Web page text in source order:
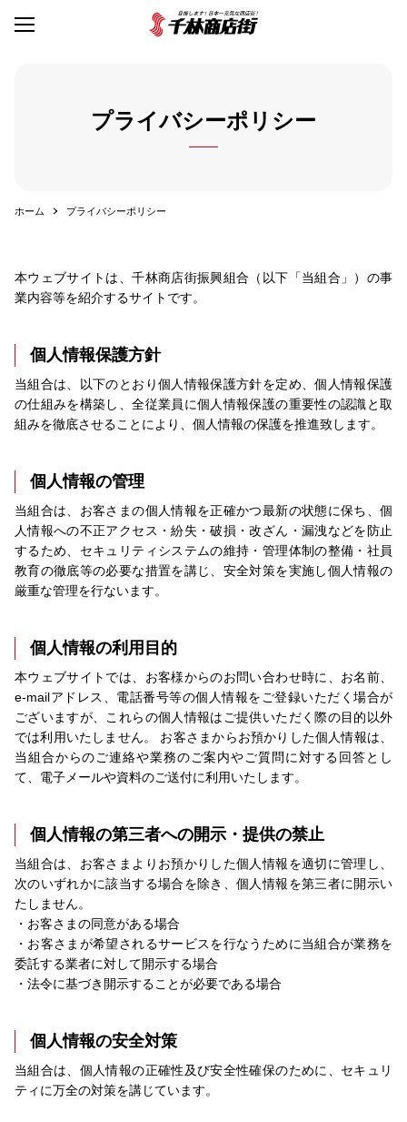
プライバシーポリシー
ホーム プライバシーポリシー
本ウェブサイトは、千林商店街振興組合（以下「当組合」）の事
業内容等を紹介するサイトです。
個人情報保護方針
当組合は、以下のとおり個人情報保護方針を定め、個人情報保護
の仕組みを構築し、全従業員に個人情報保護の重要性の認識と取
組みを徹底させることにより、個人情報の保護を推進致します。
個人情報の管理
当組合は、お客さまの個人情報を正確かつ最新の状態に保ち、個
人情報への不正アクセス・紛失・破損・改ざん・漏洩などを防止
するため、セキュリティシステムの維持・管理体制の整備・社員
教育の徹底等の必要な措置を講じ、安全対策を実施し個人情報の
厳重な管理を行ないます。
個人情報の利用目的
本ウェブサイトでは、お客様からのお問い合わせ時に、お名前、
e-mailアドレス、電話番号等の個人情報をご登録いただく場合が
ございますが、これらの個人情報はご提供いただく際の目的以外
では利用いたしません。 お客さまからお預かりした個人情報は、
当組合からのご連絡や業務のご案内やご質問に対する回答とし
て、電子メールや資料のご送付に利用いたします。
個人情報の第三者への開示・提供の禁止
当組合は、お客さまよりお預かりした個人情報を適切に管理し、
次のいずれかに該当する場合を除き、個人情報を第三者に開示い
たしません。
・お客さまの同意がある場合
・お客さまが希望されるサービスを行なうために当組合が業務を
委託する業者に対して開示する場合
・法令に基づき開示することが必要である場合
個人情報の安全対策
当組合は、個人情報の正確性及び安全性確保のために、セキュリ
ティに万全の対策を講じています。